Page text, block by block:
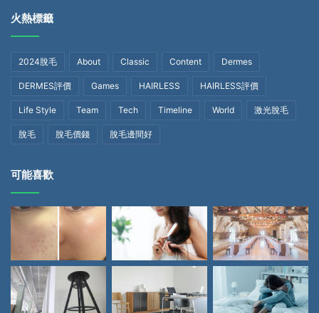
火熱標籤
2024脫毛 About Classic Content Dermes
DERMES評價 Games HAIRLESS HAIRLESS評價
Life Style Team Tech Timeline World 激光脫毛
脫毛 脫毛價錢 脫毛邊間好
可能喜歡